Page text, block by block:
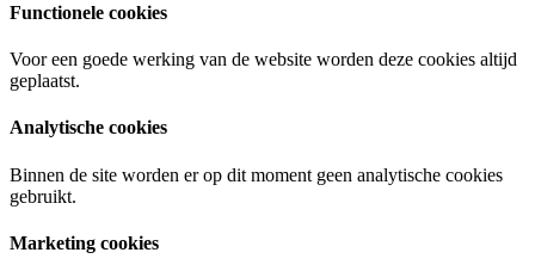
Functionele cookies
Voor een goede werking van de website worden deze cookies altijd
geplaatst.
Analytische cookies
Binnen de site worden er op dit moment geen analytische cookies
gebruikt.
Marketing cookies